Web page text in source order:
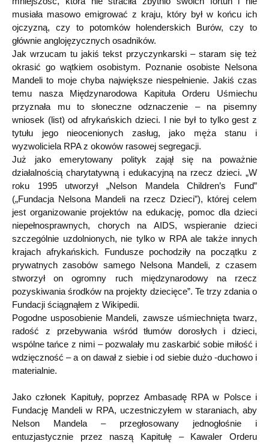
musiała masowo emigrować z kraju, który był w końcu ich
ojczyzną, czy to potomków holenderskich Burów, czy to
głównie anglojęzycznych osadników.
Jak wrzucam tu jakiś tekst przyczynkarski – staram się też
okrasić go wątkiem osobistym. Poznanie osobiste Nelsona
Mandeli to moje chyba największe niespełnienie. Jakiś czas
temu nasza Międzynarodowa Kapituła Orderu Uśmiechu
przyznała mu to słoneczne odznaczenie – na pisemny
wniosek (list) od afrykańskich dzieci. I nie był to tylko gest z
tytułu jego nieocenionych zasług, jako męża stanu i
wyzwoliciela RPA z okowów rasowej segregacji.
Już jako emerytowany polityk zajął się na poważnie
działalnością charytatywną i edukacyjną na rzecz dzieci. „W
roku 1995 utworzył „Nelson Mandela Children’s Fund”
(„Fundacja Nelsona Mandeli na rzecz Dzieci”), której celem
jest organizowanie projektów na edukację, pomoc dla dzieci
niepełnosprawnych, chorych na AIDS, wspieranie dzieci
szczególnie uzdolnionych, nie tylko w RPA ale także innych
krajach afrykańskich. Fundusze pochodziły na początku z
prywatnych zasobów samego Nelsona Mandeli, z czasem
stworzył on ogromny ruch międzynarodowy na rzecz
pozyskiwania środków na projekty dziecięce”. Te trzy zdania o
Fundacji ściągnąłem z Wikipedii.
Pogodne usposobienie Mandeli, zawsze uśmiechnięta twarz,
radość z przebywania wśród tłumów dorosłych i dzieci,
wspólne tańce z nimi – pozwalały mu zaskarbić sobie miłość i
wdzięczność – a on dawał z siebie i od siebie dużo -duchowo i
materialnie.
Jako członek Kapituły, poprzez Ambasadę RPA w Polsce i
Fundację Mandeli w RPA, uczestniczyłem w staraniach, aby
Nelson Mandela – przegłosowany jednogłośnie i
entuzjastycznie przez naszą Kapitułę – Kawaler Orderu